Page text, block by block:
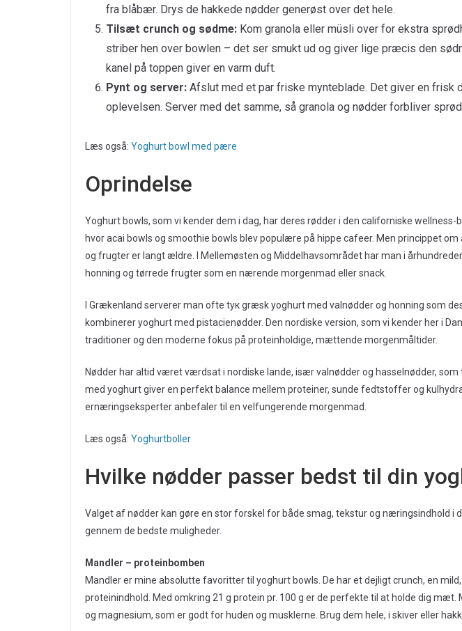
fra blåbær. Drys de hakkede nødder generøst over det hele.
Tilsæt crunch og sødme: Kom granola eller müsli over for ekstra
striber hen over bowlen – det ser smukt ud og giver lige præcis den
kanel på toppen giver en varm duft.
Pynt og server: Afslut med et par friske mynteblade. Det giver en frisk
oplevelsen. Server med det samme, så granola og nødder forbliver
Læs også: Yoghurt bowl med pære
Oprindelse
Yoghurt bowls, som vi kender dem i dag, har deres rødder i den californiske wellness-
hvor acai bowls og smoothie bowls blev populære på hippe cafeer. Men princippet
og frugter er langt ældre. I Mellemøsten og Middelhavsområdet har man i
honning og tørrede frugter som en nærende morgenmad eller snack.
I Grækenland serverer man ofte tyк græsk yoghurt med valnødder og honning som
kombinerer yoghurt med pistacienødder. Den nordiske version, som vi kender her i
traditioner og den moderne fokus på proteinholdige, mættende morgenmåltider.
Nødder har altid været værdsat i nordiske lande, især valnødder og hasselnødder, som
med yoghurt giver en perfekt balance mellem proteiner, sunde fedtstoffer og
ernæringseksperter anbefaler til en velfungerende morgenmad.
Læs også: Yoghurtboller
Hvilke nødder passer bedst til din
Valget af nødder kan gøre en stor forskel for både smag, tekstur og næringsindhold i
gennem de bedste muligheder.
Mandler – proteinbomben
Mandler er mine absolutte favoritter til yoghurt bowls. De har et dejligt crunch, en
proteinindhold. Med omkring 21 g protein pr. 100 g er de perfekte til at holde dig mæt.
og magnesium, som er godt for huden og musklerne. Brug dem hele, i skiver eller